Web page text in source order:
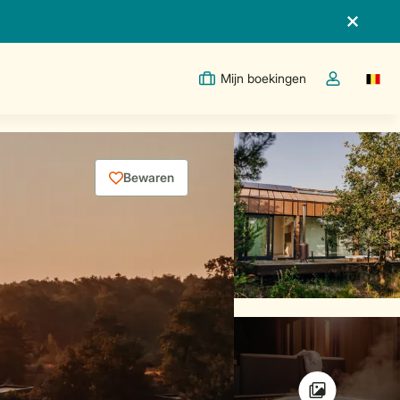
Mijn boekingen
Open de